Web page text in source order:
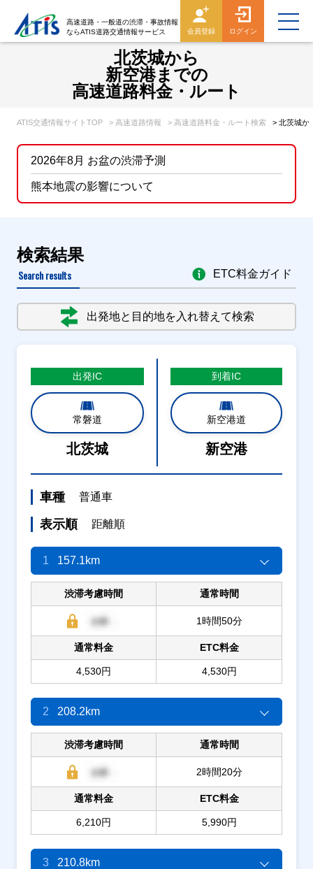
高速道路・一般道の渋滞・事故情報
ならATIS道路交通情報サービス
会員登録 ログイン
北茨城から
新空港までの
高速道路料金・ルート
ATIS交通情報サイトTOP > 高速道路情報 > 高速道路料金・ルート検索 > 北茨城か
2026年8月 お盆の渋滞予測
熊本地震の影響について
検索結果
Search results
出発地と目的地を入れ替えて検索
ETC料金ガイド
出発IC
常磐道
北茨城
到着IC
新空港道
新空港
車種 普通車
表示順 距離順
1 157.1km
渋滞考慮時間 通常時間
1時間50分
通常料金
4,530円
ETC料金
4,530円
2 208.2km
渋滞考慮時間 通常時間
2時間20分
通常料金
6,210円
ETC料金
5,990円
3 210.8km